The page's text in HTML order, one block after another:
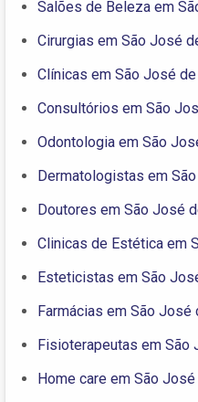
Salões de Beleza em
Cirurgias em São José
Clínicas em São José
Consultórios em São
Odontologia em São
Dermatologistas em
Doutores em São José
Clinicas de Estética em
Esteticistas em São
Farmácias em São José
Fisioterapeutas em São
Home care em São